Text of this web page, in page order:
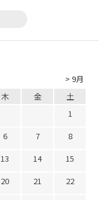
> 9月
木 金
土
1
6 7
8
13 14
15
20 21
22